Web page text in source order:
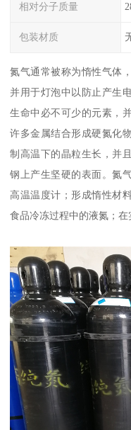
相对分子质量
包装材质
氮气通常被称为惰性气体
并用于灯泡中以防止产生
生命中必不可少的元素，
许多金属结合形成硬氮化
制高温下的晶粒生长，并
钢上产生坚硬的表面。氮
高温温度计；形成惰性材
食品冷冻过程中的液氮；在